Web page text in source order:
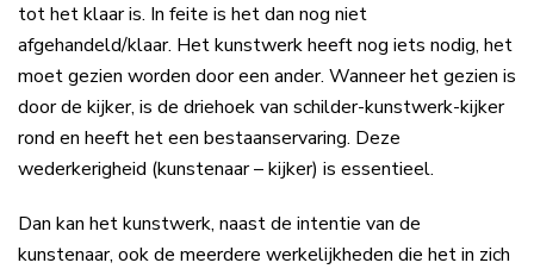
tot het klaar is. In feite is het dan nog niet
afgehandeld/klaar. Het kunstwerk heeft nog iets nodig, het
moet gezien worden door een ander. Wanneer het gezien is
door de kijker, is de driehoek van schilder-kunstwerk-kijker
rond en heeft het een bestaanservaring. Deze
wederkerigheid (kunstenaar – kijker) is essentieel.
Dan kan het kunstwerk, naast de intentie van de
kunstenaar, ook de meerdere werkelijkheden die het in zich